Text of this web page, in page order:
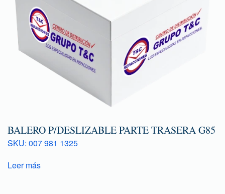
BALERO P/DESLIZABLE PARTE TRASERA G85
SKU: 007 981 1325
Leer más